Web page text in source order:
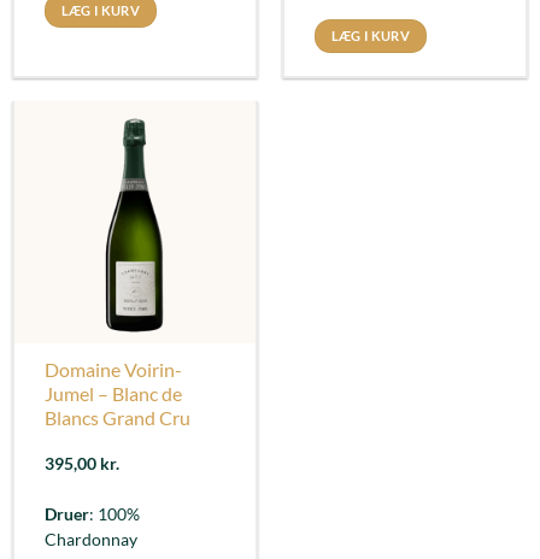
LÆG I KURV
LÆG I KURV
Domaine Voirin-
Jumel – Blanc de
Blancs Grand Cru
395,00 kr.
Druer: 100%
Chardonnay